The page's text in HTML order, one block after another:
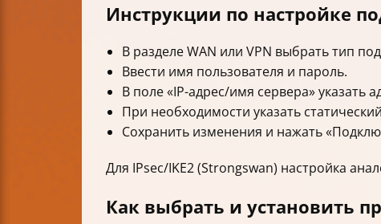
Инструкции по настройке
В разделе WAN или VPN выбрать тип
Ввести имя пользователя и пароль.
В поле «IP-адрес/имя сервера» указать
При необходимости указать
Сохранить изменения и нажать
Для IPsec/IKE2 (Strongswan) настройка
Как выбрать и установить